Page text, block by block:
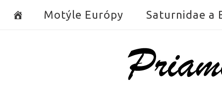
Motýle Európy Saturnidae a
Home